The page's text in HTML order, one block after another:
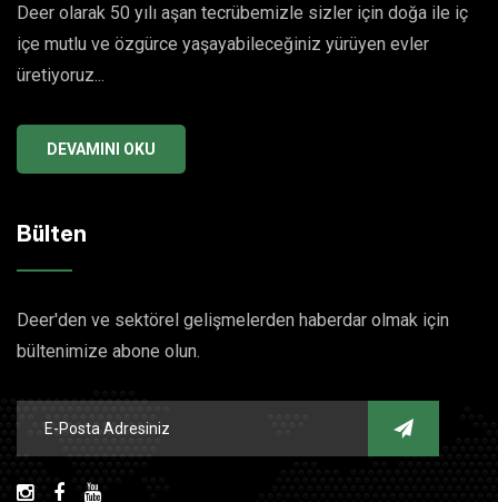
Deer olarak 50 yılı aşan tecrübemizle sizler için doğa ile iç
içe mutlu ve özgürce yaşayabileceğiniz yürüyen evler
üretiyoruz...
DEVAMINI OKU
Bülten
Deer'den ve sektörel gelişmelerden haberdar olmak için
bültenimize abone olun.